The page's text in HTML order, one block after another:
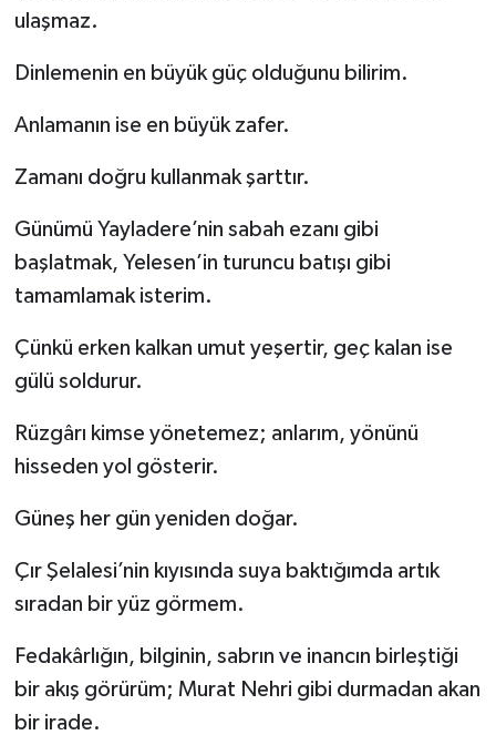
ulaşmaz.
Dinlemenin en büyük güç olduğunu bilirim.
Anlamanın ise en büyük zafer.
Zamanı doğru kullanmak şarttır.
Günümü Yayladere’nin sabah ezanı gibi
başlatmak, Yelesen’in turuncu batışı gibi
tamamlamak isterim.
Çünkü erken kalkan umut yeşertir, geç kalan ise
gülü soldurur.
Rüzgârı kimse yönetemez; anlarım, yönünü
hisseden yol gösterir.
Güneş her gün yeniden doğar.
Çır Şelalesi’nin kıyısında suya baktığımda artık
sıradan bir yüz görmem.
Fedakârlığın, bilginin, sabrın ve inancın birleştiği
bir akış görürüm; Murat Nehri gibi durmadan akan
bir irade.